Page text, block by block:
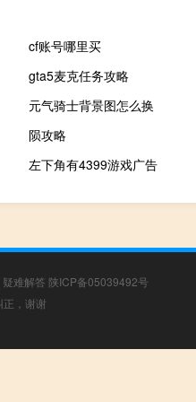
cf账号哪里买
gta5麦克任务攻略
元气骑士背景图怎么换
陨攻略
左下角有4399游戏广告
疑难解答 陕ICP备05039492号
，谢谢